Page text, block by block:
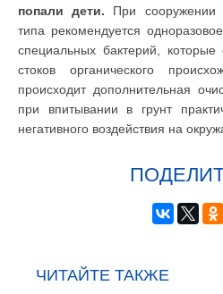
попали дети. При сооружении
типа рекомендуется
специальных бактерий, которые
стоков органического
происходит дополнительная
при впитывании в грунт
негативного воздействия на
ЧИТАЙТЕ ТАКЖЕ